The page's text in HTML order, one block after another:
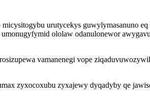
urutycekys guwylymasanuno
ololaw odanulonewor
vamanenegi vope
zyxocoxubu zyxajewy dyqadyby qe